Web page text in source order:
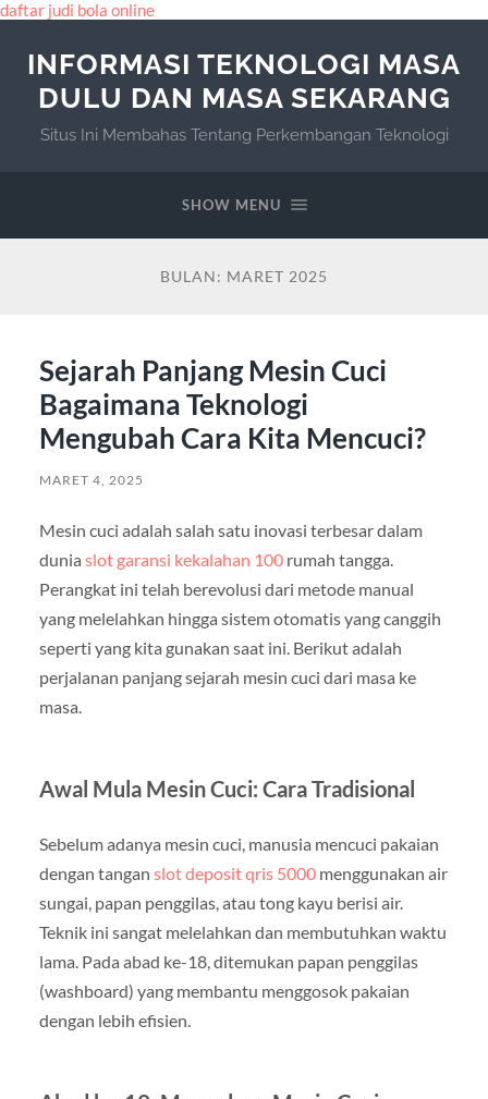
daftar judi bola online
INFORMASI TEKNOLOGI MASA
DULU DAN MASA SEKARANG
Situs Ini Membahas Tentang Perkembangan Teknologi
SHOW MENU
BULAN: MARET 2025
Sejarah Panjang Mesin Cuci
Bagaimana Teknologi
Mengubah Cara Kita Mencuci?
MARET 4, 2025
Mesin cuci adalah salah satu inovasi terbesar dalam
dunia slot garansi kekalahan 100rumah tangga.
Perangkat ini telah berevolusi dari metode manual
yang melelahkan hingga sistem otomatis yang canggih
seperti yang kita gunakan saat ini. Berikut adalah
perjalanan panjang sejarah mesin cuci dari masa ke
masa.
Awal Mula Mesin Cuci: Cara Tradisional
Sebelum adanya mesin cuci, manusia mencuci pakaian
dengan tangan slot deposit qris 5000menggunakan air
sungai, papan penggilas, atau tong kayu berisi air.
Teknik ini sangat melelahkan dan membutuhkan waktu
lama. Pada abad ke-18, ditemukan papan penggilas
(washboard) yang membantu menggosok pakaian
dengan lebih efisien.